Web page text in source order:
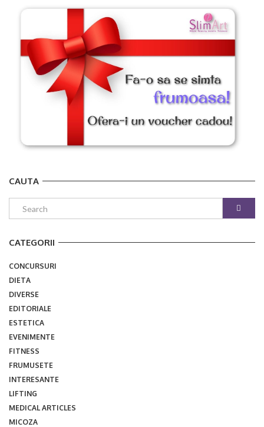
CAUTA
CATEGORII
CONCURSURI
DIETA
DIVERSE
EDITORIALE
ESTETICA
EVENIMENTE
FITNESS
FRUMUSETE
INTERESANTE
LIFTING
MEDICAL ARTICLES
MICOZA